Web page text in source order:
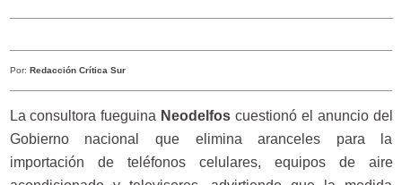
Por: Redacción Crítica Sur
La consultora fueguina Neodelfos cuestionó el anuncio del
Gobierno nacional que elimina aranceles para la
importación de teléfonos celulares, equipos de aire